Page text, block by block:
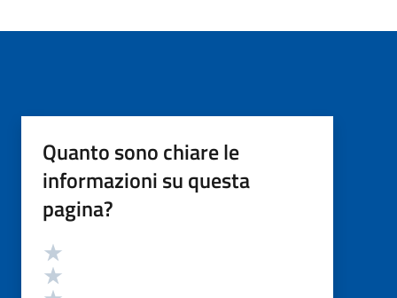
Quanto sono chiare le
informazioni su questa
pagina?
Valutazione